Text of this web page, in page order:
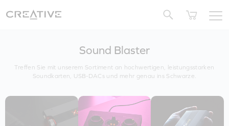
Sound Blaster
Treffen Sie mit unserem Sortiment an hochwertigen, leistungsstarken
Soundkarten, USB-DACs und mehr genau ins Schwarze.